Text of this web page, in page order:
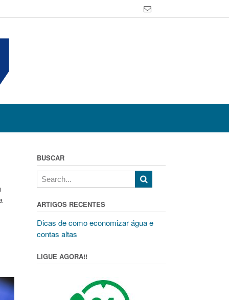
BUSCAR
ARTIGOS RECENTES
Dicas de como economizar água e
contas altas
LIGUE AGORA!!